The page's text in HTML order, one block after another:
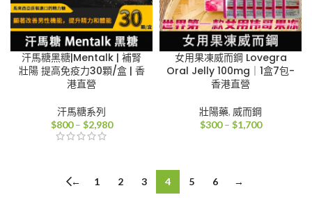
汗馬糖黑糖|Mentalk | 補腎
壯陽 提高免疫力30顆/盒 | 香
港直營
汗馬糖系列
$800 – $2,980價
$800
女用果凍威而鋼 Lovegra
Oral Jelly 100mg｜1盒7包-
香港直營
壯陽藥, 威而鋼
$300 – $1,700價
← 1 2 3 4 5 6 →